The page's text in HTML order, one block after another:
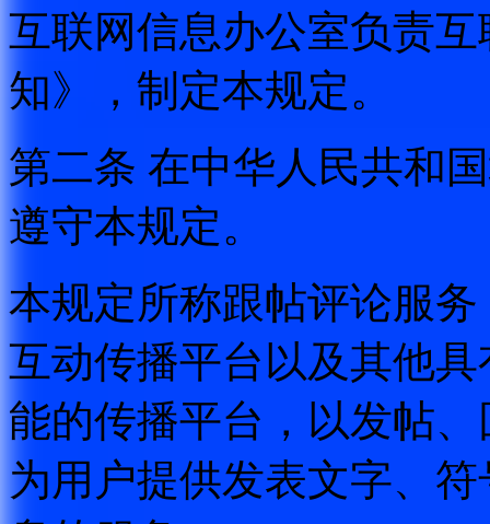
互联网信息办公室负责
知》，制定本规定。
第二条 在中华人民共和
遵守本规定。
本规定所称跟帖评论服
互动传播平台以及其他
能的传播平台，以发帖
为用户提供发表文字、